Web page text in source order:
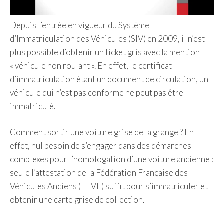
Depuis l’entrée en vigueur du Système
d’Immatriculation des Véhicules (SIV) en 2009, il n’est
plus possible d’obtenir un ticket gris avec la mention
« véhicule non roulant ». En effet, le certificat
d’immatriculation étant un document de circulation, un
véhicule qui n’est pas conforme ne peut pas être
immatriculé.
Comment sortir une voiture grise de la grange ? En
effet, nul besoin de s’engager dans des démarches
complexes pour l’homologation d’une voiture ancienne :
seule l’attestation de la Fédération Française des
Véhicules Anciens (FFVE) suffit pour s’immatriculer et
obtenir une carte grise de collection.